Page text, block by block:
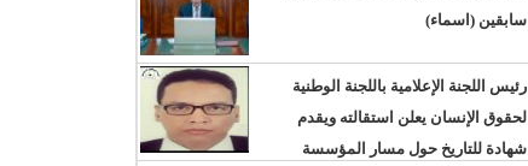
سابقين (اسماء)
رئيس اللجنة الإعلامية باللجنة الوطنية
لحقوق الإنسان يعلن استقالته ويقدم
شهادة للتاريخ حول مسار المؤسسة